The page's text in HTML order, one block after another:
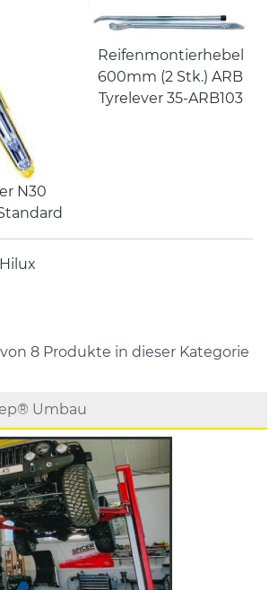
N30
Reifenmontierhebel
600mm (2 Stk.) ARB
Tyrelever 35-ARB103
Hilux
von 8 Produkte in dieser Kategorie
Umbau